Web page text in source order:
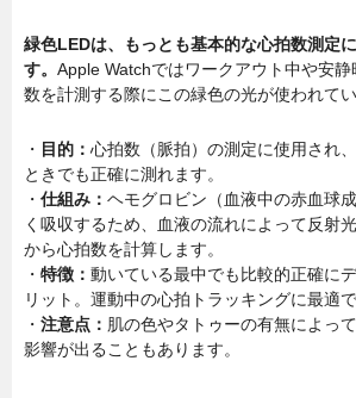
緑色LEDは、もっとも基本的な心拍数測定
す。 Apple Watchではワークアウト中や安
数を計測する際にこの緑色の光が使われてい
・ 目的： 心拍数（脈拍）の測定に使用され
ときでも正確に測れます。
・ 仕組み： ヘモグロビン（血液中の赤血球
く吸収するため、血液の流れによって反射
から心拍数を計算します。
・ 特徴： 動いている最中でも比較的正確に
リット。運動中の心拍トラッキングに最適で
・ 注意点： 肌の色やタトゥーの有無によっ
影響が出ることもあります。